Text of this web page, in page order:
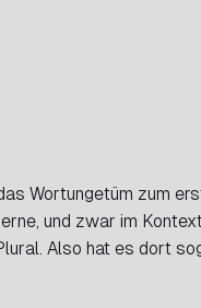
Wortungetüm zum
und zwar im
Also hat es dort